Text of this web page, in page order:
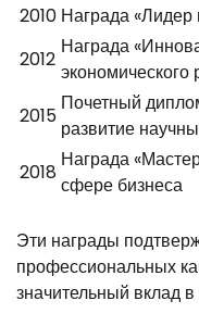
2010 Награда «Лидер
2012
Награда
экономического
2015
Почетный
развитие
2018
Награда
сфере бизнеса
Эти награды
профессиональных
значительный вклад